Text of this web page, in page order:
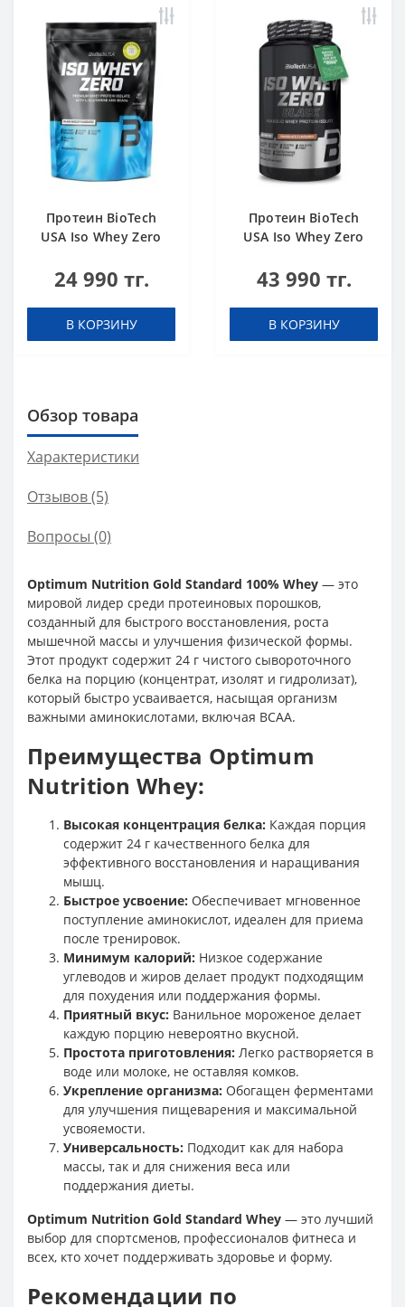
Протеин BioTech
USA Iso Whey Zero
454 g
24 990 тг.
В КОРЗИНУ
Протеин BioTech
USA Iso Whey Zero
43 990 тг.
В КОРЗИНУ
Обзор товара
Характеристики
Отзывов (5)
Вопросы (0)
Optimum Nutrition Gold Standard 100% Whey — это
мировой лидер среди протеиновых порошков,
созданный для быстрого восстановления, роста
мышечной массы и улучшения физической формы.
Этот продукт содержит 24 г чистого сывороточного
белка на порцию (концентрат, изолят и гидролизат),
который быстро усваивается, насыщая организм
важными аминокислотами, включая BCAA.
Преимущества Optimum
Nutrition Whey:
Высокая концентрация белка: Каждая порция
содержит 24 г качественного белка для
эффективного восстановления и наращивания
мышц.
Быстрое усвоение: Обеспечивает мгновенное
поступление аминокислот, идеален для приема
после тренировок.
Минимум калорий: Низкое содержание
углеводов и жиров делает продукт подходящим
для похудения или поддержания формы.
Приятный вкус: Ванильное мороженое делает
каждую порцию невероятно вкусной.
Простота приготовления: Легко растворяется в
воде или молоке, не оставляя комков.
Укрепление организма: Обогащен ферментами
для улучшения пищеварения и максимальной
усвояемости.
Универсальность: Подходит как для набора
массы, так и для снижения веса или
поддержания диеты.
Optimum Nutrition Gold Standard Whey — это лучший
выбор для спортсменов, профессионалов фитнеса и
всех, кто хочет поддерживать здоровье и форму.
Рекомендации по